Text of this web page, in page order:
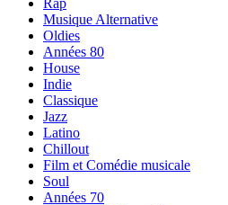
Rap
Musique Alternative
Oldies
Années 80
House
Indie
Classique
Jazz
Latino
Chillout
Film et Comédie musicale
Soul
Années 70